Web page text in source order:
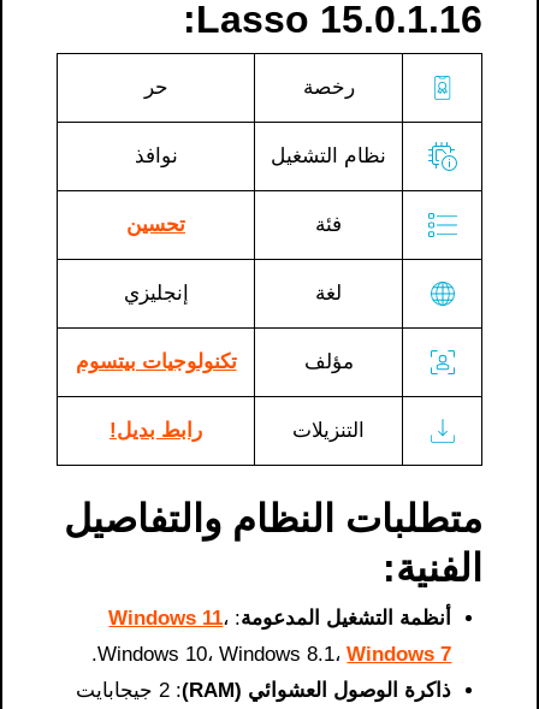
Lasso 15.0.1.16:
رخصة حر
نظام التشغيل نوافذ
فئة تحسين
لغة إنجليزي
مؤلف تكنولوجيات بيتسوم
التنزيلات رابط بديل!
متطلبات النظام والتفاصيل
الفنية:
أنظمة التشغيل المدعومة:
Windows 11،
Windows 10، Windows 8.1،Windows 7
.
ذاكرة الوصول العشوائي (RAM)
: 2 جيجابايت